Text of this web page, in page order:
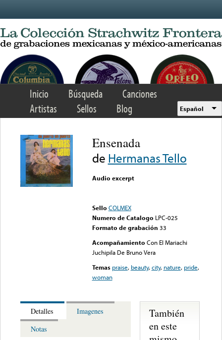
Inicio Búsqueda
Canciones
Artistas
Sellos Blog Español
Ensenada
de Hermanas Tello
Audio excerpt
Sello COLMEX
Numero de Catalogo LPC-025
Formato de grabación 33
Acompañamiento Con El Mariachi
Juchipila De Bruno Vera
Temas praise, beauty,city, nature, pride,
woman
Detalles
Imagenes
Notas
También
en este